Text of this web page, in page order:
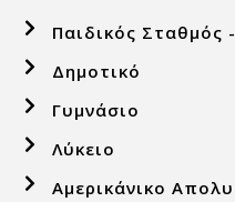
Παιδικός Σταθμός
Δημοτικό
Γυμνάσιο
Λύκειο
Αμερικάνικο